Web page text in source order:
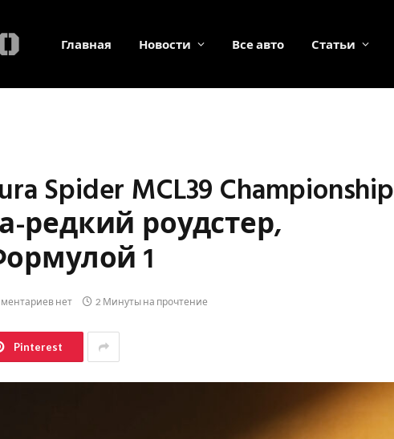
Главная Новости Все авто Статьи
Spider MCL39 Championship
редкий роудстер,
1
нет 2 Минуты на прочтение
Pinterest